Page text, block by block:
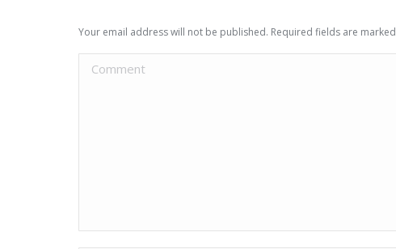
Your email address will not be published. Required fields are marked
Comment